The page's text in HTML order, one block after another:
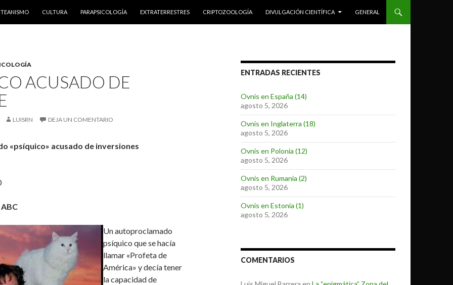
CULTURA PARAPSICOLOGÍA EXTRATERRESTRES CRIPTOZOOLOGÍA DIVULGACIÓN CIENTÍFICA GENERAL
ACUSADO DE
LUISRN DEJA UN COMENTARIO
«psíquico» acusado de inversiones
Un autoproclamado
psíquico que se hacía
llamar «Profeta de
América» y decía tener
la capacidad de
ENTRADAS RECIENTES
Ovnis en España (14)
agosto 5, 2026
Ovnis en Inglaterra (18)
agosto 5, 2026
Ovnis en Polonia (12)
agosto 5, 2026
Ovnis en Rumania (2)
agosto 5, 2026
Ovnis en Estonia (1)
agosto 5, 2026
COMENTARIOS